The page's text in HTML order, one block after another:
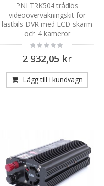
PNI TRK504 trådlös
videoövervakningskit för
lastbils DVR med LCD-skärm
och 4 kameror
Rating:
0%
2 932,05 kr
Lägg till i kundvagn